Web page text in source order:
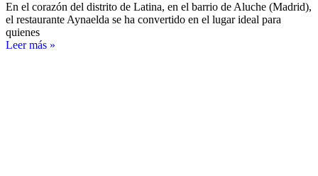
En el corazón del distrito de Latina, en el barrio de Aluche (Madrid),
el restaurante Aynaelda se ha convertido en el lugar ideal para
quienes
Leer más »